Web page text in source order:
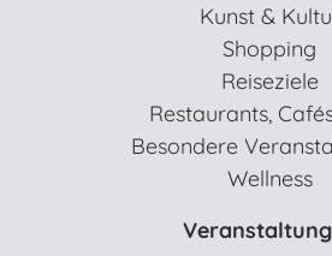
Kunst &
Shopping
Reiseziele
Restaurants,
Besondere
Wellness